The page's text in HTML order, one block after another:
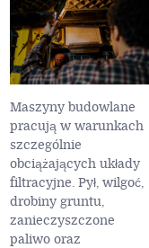
Maszyny budowlane
pracują w warunkach
szczególnie
obciążających układy
filtracyjne. Pył, wilgoć,
drobiny gruntu,
zanieczyszczone
paliwo oraz